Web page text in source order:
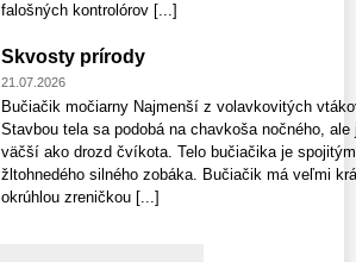
falošných kontrolórov [...]
Skvosty prírody
21.07.2026
Bučiačik močiarny Najmenší z volavkovitých
Stavbou tela sa podobá na chavkoša nočného,
väčší ako drozd čvíkota. Telo bučiačika je
žltohnedého silného zobáka. Bučiačik má veľmi
okrúhlou zreničkou [...]